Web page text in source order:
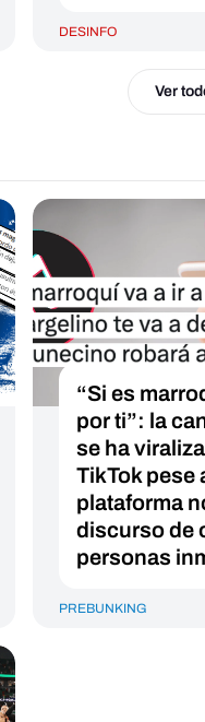
DESINFO
Ver
“Si es
por ti”: la
se ha
TikTok pese
plataforma
discurso de
personas
PREBUNKING